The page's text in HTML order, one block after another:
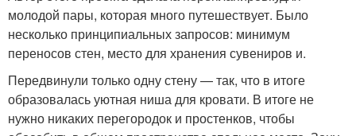
молодой пары, которая много путешествует. Было
несколько принципиальных запросов: минимум
переносов стен, место для хранения сувениров и.
Передвинули только одну стену — так, что в итоге
образовалась уютная ниша для кровати. В итоге не
нужно никаких перегородок и простенков, чтобы